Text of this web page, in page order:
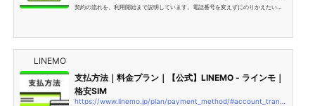
契約の流れを、利用開始まで説明しています。電話番号を変えずにのりかえたい方
LINEMO
支払方法｜料金プラン｜【公式】LINEMO - ラインモ｜
格安SIM